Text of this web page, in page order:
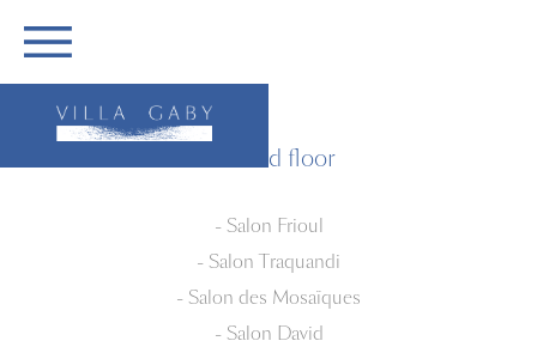
PACKAGES
FACEBOOK
CONTACT US
ACCESS
FRANÇAIS
Ground floor
- Salon Frioul
- Salon Traquandi
- Salon des Mosaïques
- Salon David